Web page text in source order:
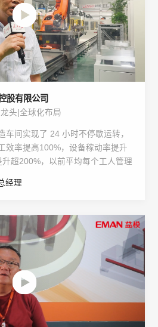
股有限公司
头|全球化布局
车间实现了 24 小时不停歇运转，
效率提高100%，设备稼动率提升
超200%，以前平均每个工人管理
时。
经理